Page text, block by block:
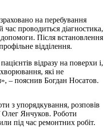
на перебування
проводиться діагностика,
Після встановлення
відділення.
відразу на поверхи і,
які не
– пояснив Богдан Носатов.
з упорядкування, розповів
Олег Янчуков. Роботи
під час ремонтних робіт.